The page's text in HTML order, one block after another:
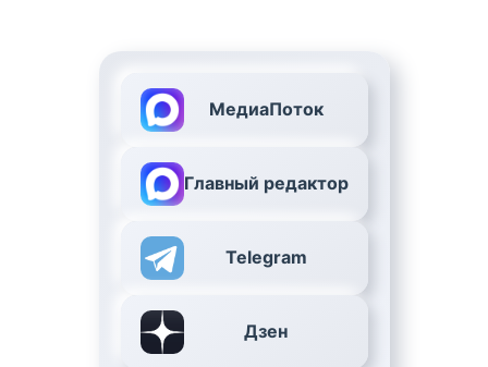
МедиаПоток
Главный редактор
Telegram
Дзен